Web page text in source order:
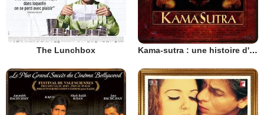
The Lunchbox Kama-sutra : une histoire d'amour